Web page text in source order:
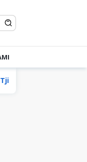
Tbk